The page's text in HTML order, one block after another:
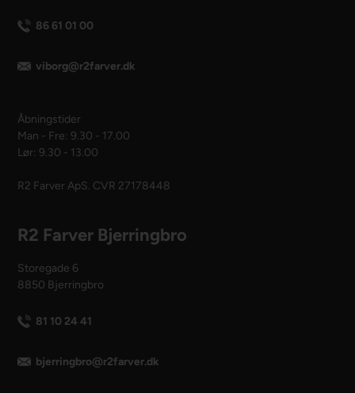
86 61 01 00
viborg@r2farver.dk
Åbningstider
Man - Fre: 9.30 - 17.00
Lør: 9.30 - 13.00
R2 Farver ApS. CVR 27178448
R2 Farver Bjerringbro
Storegade 6
8850 Bjerringbro
81 10 24 41
bjerringbro@r2farver.dk